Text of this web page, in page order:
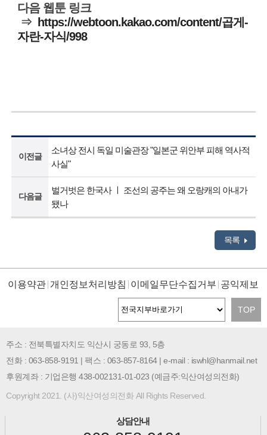
다음 웹툰 링크
⇒
https://webtoon.kakao.com/content/곱게-
자란-자식/998
이전글
소녀상 전시 독일 미술관장 "일본군 위안부 피해 역사적
사실"
다음글
벌거벗은 한국사 ㅣ 조선의 공주는 왜 오랑캐의 아내가
됐나
목록
이용약관 개인정보처리방침 이메일무단수집거부 공익제보
TOP
주소 : 전북특별자치도 익산시 궁동로 93, 5층
전화 : 063-858-9191 | 팩스 : 063-857-8164 | e-mail : iswhl@hanmail.net
후원계좌 : 기업은행 438-002131-01-023 (예금주:익산여성의전화)
Copyright 2021. (사)익산여성의전화 All Rights Reserved.
상담안내